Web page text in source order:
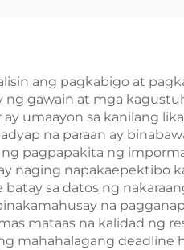
ang pagkabigo at
ng gawain at mga
umaayon sa kanilang
na paraan ay
pagpapakita ng
naging napakaepektibo
sa datos ng
na
mataas na kalidad ng
mahahalagang deadline